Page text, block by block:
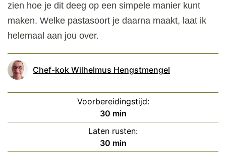
zien hoe je dit deeg op een simpele manier kunt
maken. Welke pastasoort je daarna maakt, laat ik
helemaal aan jou over.
Chef-kok Wilhelmus Hengstmengel
Voorbereidingstijd:
30minuten
min
Laten rusten:
30minuten
min